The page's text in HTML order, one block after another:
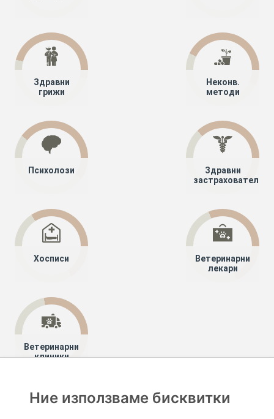
Здравни
грижи
Неконв.
методи
Психолози
Здравни
застрахователи
Хосписи
Ветеринарни
лекари
Ветеринарни
клиники
Специалисти
Ние използваме бисквитки